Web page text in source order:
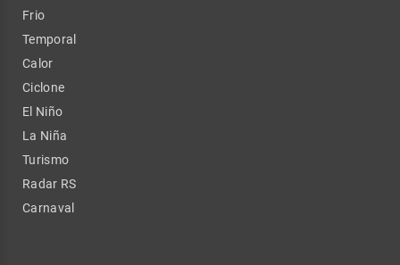
Frio
Temporal
Calor
Ciclone
El Niño
La Niña
Turismo
Radar RS
Carnaval